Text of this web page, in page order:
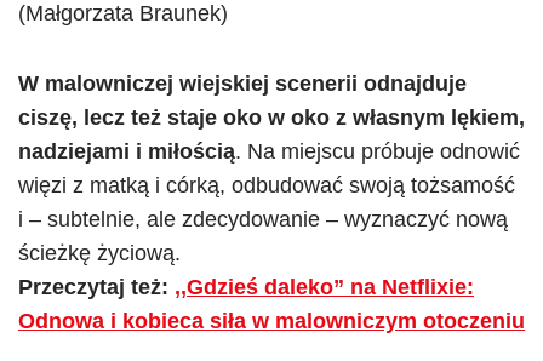
(Małgorzata Braunek)
W malowniczej wiejskiej scenerii odnajduje
ciszę, lecz też staje oko w oko z własnym lękiem,
nadziejami i miłością. Na miejscu próbuje odnowić
więzi z matką i córką, odbudować swoją tożsamość
i – subtelnie, ale zdecydowanie – wyznaczyć nową
ścieżkę życiową.
Przeczytaj też: ,,Gdzieś daleko” na Netflixie:
Odnowa i kobieca siła w malowniczym otoczeniu